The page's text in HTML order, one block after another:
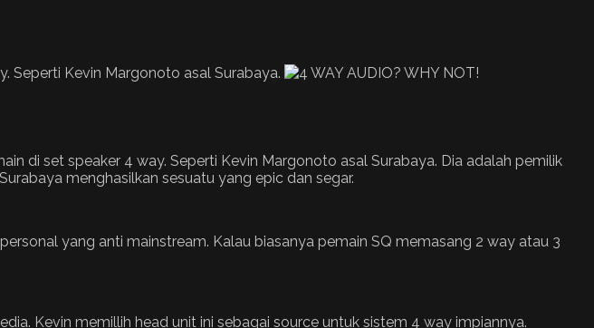
Seperti Kevin Margonoto asal Surabaya.
di set speaker 4 way. Seperti Kevin Margonoto asal Surabaya. Dia adalah pemilik
menghasilkan sesuatu yang epic dan segar.
yang anti mainstream. Kalau biasanya pemain SQ memasang 2 way atau 3
Kevin memillih head unit ini sebagai source untuk sistem 4 way impiannya.